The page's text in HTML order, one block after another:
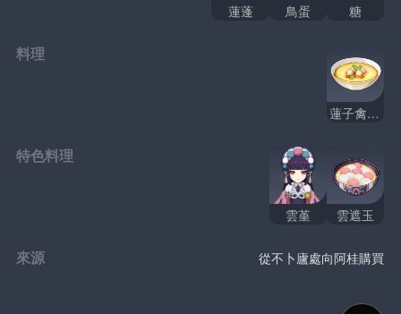
蓮蓬 鳥蛋 糖
料理
蓮子禽蛋羹
特色料理
雲堇 雲遮玉
來源 從不卜廬處向阿桂購買